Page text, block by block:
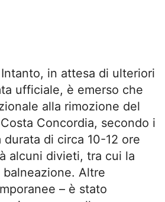
Intanto, in attesa di ulteriori
ufficiale, è emerso che
alla rimozione del
Concordia, secondo i
di circa 10-12 ore
alcuni divieti, tra cui la
Altre
– è stato